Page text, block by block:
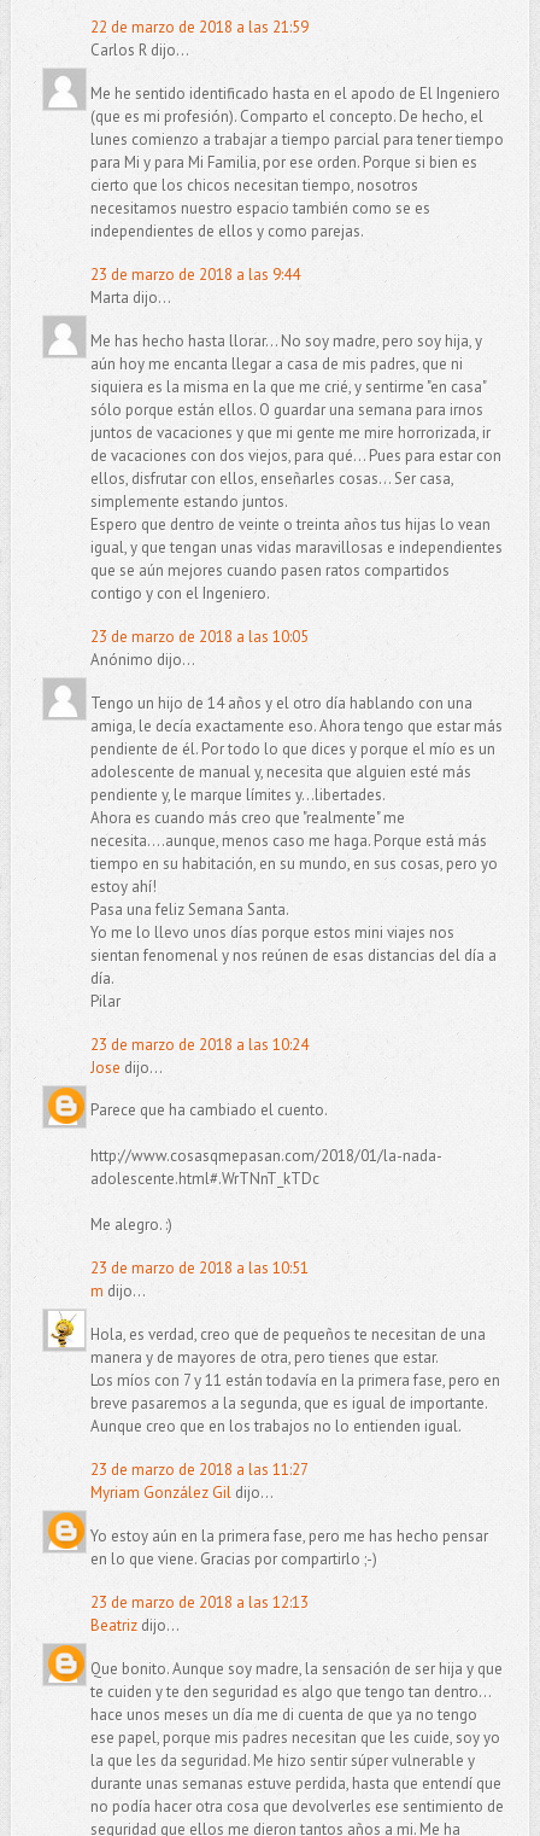
22 de marzo de 2018 a las 21:59
Carlos R dijo...
Me he sentido identificado hasta en el apodo de El Ingeniero
(que es mi profesión). Comparto el concepto. De hecho, el
lunes comienzo a trabajar a tiempo parcial para tener tiempo
para Mi y para Mi Familia, por ese orden. Porque si bien es
cierto que los chicos necesitan tiempo, nosotros
necesitamos nuestro espacio también como se es
independientes de ellos y como parejas.
23 de marzo de 2018 a las 9:44
Marta dijo...
Me has hecho hasta llorar... No soy madre, pero soy hija, y
aún hoy me encanta llegar a casa de mis padres, que ni
siquiera es la misma en la que me crié, y sentirme "en casa"
sólo porque están ellos. O guardar una semana para irnos
juntos de vacaciones y que mi gente me mire horrorizada, ir
de vacaciones con dos viejos, para qué... Pues para estar con
ellos, disfrutar con ellos, enseñarles cosas... Ser casa,
simplemente estando juntos.
Espero que dentro de veinte o treinta años tus hijas lo vean
igual, y que tengan unas vidas maravillosas e independientes
que se aún mejores cuando pasen ratos compartidos
contigo y con el Ingeniero.
23 de marzo de 2018 a las 10:05
Anónimo dijo...
Tengo un hijo de 14 años y el otro día hablando con una
amiga, le decía exactamente eso. Ahora tengo que estar más
pendiente de él. Por todo lo que dices y porque el mío es un
adolescente de manual y, necesita que alguien esté más
pendiente y, le marque límites y...libertades.
Ahora es cuando más creo que "realmente" me
necesita....aunque, menos caso me haga. Porque está más
tiempo en su habitación, en su mundo, en sus cosas, pero yo
estoy ahí!
Pasa una feliz Semana Santa.
Yo me lo llevo unos días porque estos mini viajes nos
sientan fenomenal y nos reúnen de esas distancias del día a
día.
Pilar
23 de marzo de 2018 a las 10:24
Jose dijo...
Parece que ha cambiado el cuento.
http://www.cosasqmepasan.com/2018/01/la-nada-
adolescente.html#.WrTNnT_kTDc
Me alegro. :)
23 de marzo de 2018 a las 10:51
m dijo...
Hola, es verdad, creo que de pequeños te necesitan de una
manera y de mayores de otra, pero tienes que estar.
Los míos con 7 y 11 están todavía en la primera fase, pero en
breve pasaremos a la segunda, que es igual de importante.
Aunque creo que en los trabajos no lo entienden igual.
23 de marzo de 2018 a las 11:27
Myriam González Gildijo...
Yo estoy aún en la primera fase, pero me has hecho pensar
en lo que viene. Gracias por compartirlo ;-)
23 de marzo de 2018 a las 12:13
Beatrizdijo...
Que bonito. Aunque soy madre, la sensación de ser hija y que
te cuiden y te den seguridad es algo que tengo tan dentro...
hace unos meses un día me di cuenta de que ya no tengo
ese papel, porque mis padres necesitan que les cuide, soy yo
la que les da seguridad. Me hizo sentir súper vulnerable y
durante unas semanas estuve perdida, hasta que entendí que
no podía hacer otra cosa que devolverles ese sentimiento de
seguridad que ellos me dieron tantos años a mi. Me ha